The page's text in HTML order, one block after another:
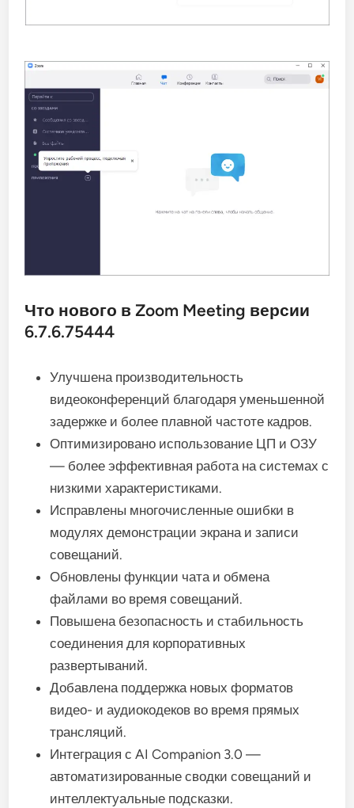
Что нового в Zoom Meeting версии
6.7.6.75444
Улучшена производительность
видеоконференций благодаря уменьшенной
задержке и более плавной частоте кадров.
Оптимизировано использование ЦП и ОЗУ
— более эффективная работа на системах с
низкими характеристиками.
Исправлены многочисленные ошибки в
модулях демонстрации экрана и записи
совещаний.
Обновлены функции чата и обмена
файлами во время совещаний.
Повышена безопасность и стабильность
соединения для корпоративных
развертываний.
Добавлена ​​поддержка новых форматов
видео- и аудиокодеков во время прямых
трансляций.
Интеграция с AI Companion 3.0 —
автоматизированные сводки совещаний и
интеллектуальные подсказки.